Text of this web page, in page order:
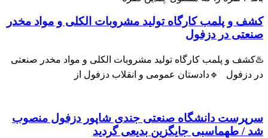
و پلمب کارگاه تولید مشروبات الکلی و مواد مخدر
در دزفول
و پلمب کارگاه تولید مشروبات الکلی و مواد مخدر صنعتی
🔹دادستان عمومی و انقلاب دزفول از
دانشگاه صنعتی جندی شاپور دزفول منصوب
طهماسبی جایگزین بدیعی گردید